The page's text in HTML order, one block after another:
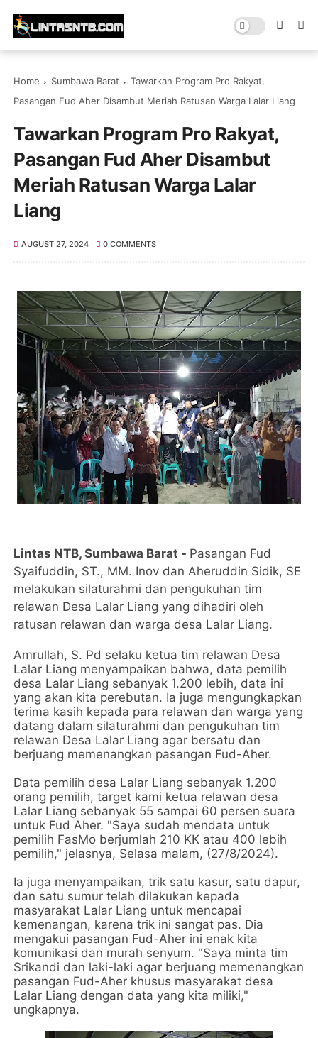
Home Sumbawa Barat
Tawarkan Program Pro Rakyat,
Pasangan Fud Aher Disambut Meriah Ratusan Warga Lalar Liang
Tawarkan Program Pro Rakyat,
Pasangan Fud Aher Disambut
Meriah Ratusan Warga Lalar
Liang
AUGUST 27, 2024 0 COMMENTS
Lintas NTB, Sumbawa Barat - Pasangan Fud
Syaifuddin, ST., MM. Inov dan Aheruddin Sidik, SE
melakukan silaturahmi dan pengukuhan tim
relawan Desa Lalar Liang yang dihadiri oleh
ratusan relawan dan warga desa Lalar Liang.
Amrullah, S. Pd selaku ketua tim relawan Desa
Lalar Liang menyampaikan bahwa, data pemilih
desa Lalar Liang sebanyak 1.200 lebih, data ini
yang akan kita perebutan. Ia juga mengungkapkan
terima kasih kepada para relawan dan warga yang
datang dalam silaturahmi dan pengukuhan tim
relawan Desa Lalar Liang agar bersatu dan
berjuang memenangkan pasangan Fud-Aher.
Data pemilih desa Lalar Liang sebanyak 1.200
orang pemilih, target kami ketua relawan desa
Lalar Liang sebanyak 55 sampai 60 persen suara
untuk Fud Aher. "Saya sudah mendata untuk
pemilih FasMo berjumlah 210 KK atau 400 lebih
pemilih," jelasnya, Selasa malam, (27/8/2024).
Ia juga menyampaikan, trik satu kasur, satu dapur,
dan satu sumur telah dilakukan kepada
masyarakat Lalar Liang untuk mencapai
kemenangan, karena trik ini sangat pas. Dia
mengakui pasangan Fud-Aher ini enak kita
komunikasi dan murah senyum. "Saya minta tim
Srikandi dan laki-laki agar berjuang memenangkan
pasangan Fud-Aher khusus masyarakat desa
Lalar Liang dengan data yang kita miliki,"
ungkapnya.